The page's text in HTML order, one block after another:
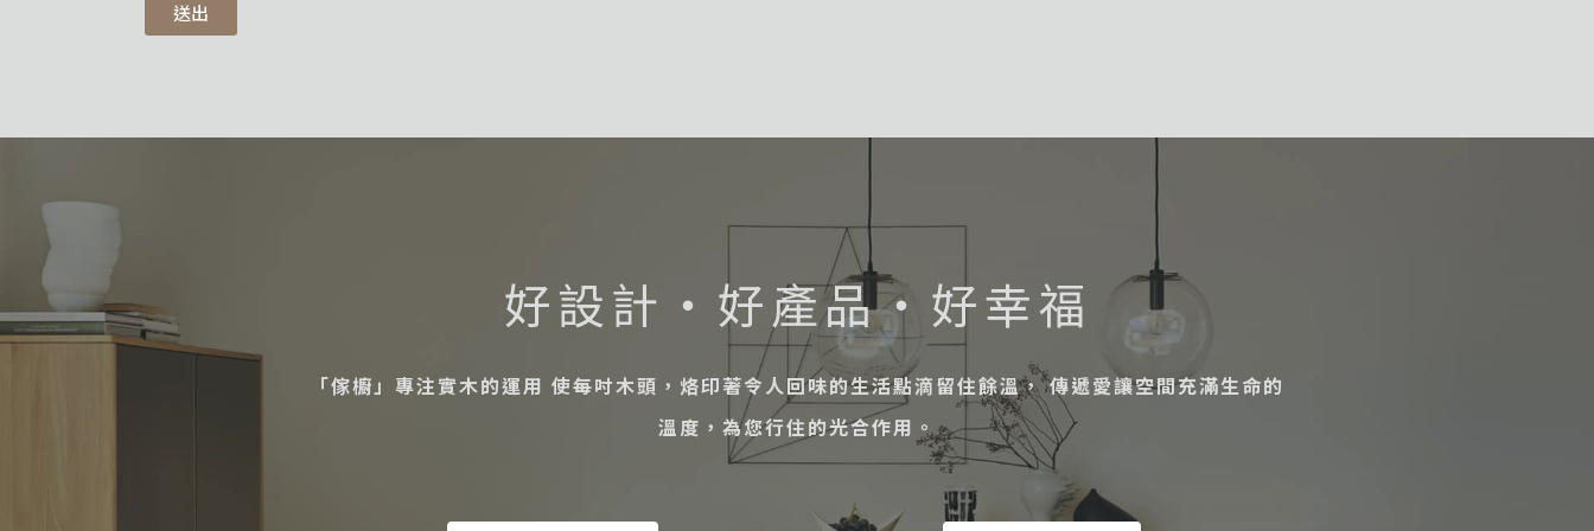
送出
好設計・好產品・好幸福
「傢櫥」專注實木的運用 使每吋木頭，烙印著令人回味的生活點滴留住餘溫， 傳遞愛讓空間充滿生命的
溫度，為您行住的光合作用。